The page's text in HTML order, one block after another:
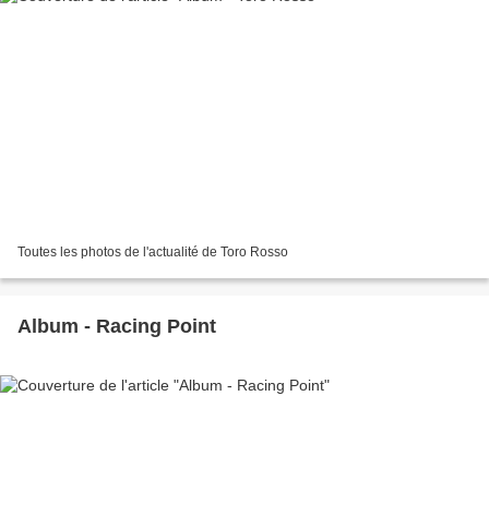
Toutes les photos de l'actualité de Toro Rosso
Album - Racing Point